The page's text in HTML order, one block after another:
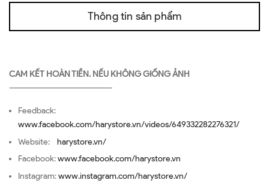
Thông tin sản phẩm
CAM KẾT HOÀN TIỀN. NẾU KHÔNG GIỐNG ẢNH
—————————————————
Feedback:
www.facebook.com/harystore.vn/videos/649332282276321/
Website: harystore.vn/
Facebook:www.facebook.com/harystore.vn
Instagram:www.instagram.com/harystore.vn/